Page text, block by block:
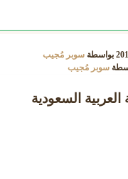
بواسطةسوبر مُجيب
سوبر مُجيب
السعودية